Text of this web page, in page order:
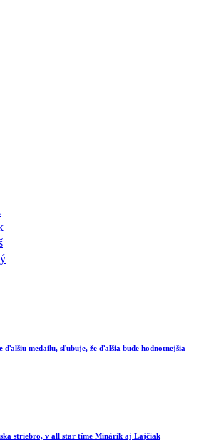
ďalšiu medailu, sľubuje, že ďalšia bude hodnotnejšia
striebro, v all star tíme Minárik aj Lajčiak